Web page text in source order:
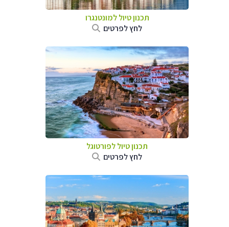
תכנון טיול למונטנגרו
לחץ לפרטים
תכנון טיול לפורטוגל
לחץ לפרטים